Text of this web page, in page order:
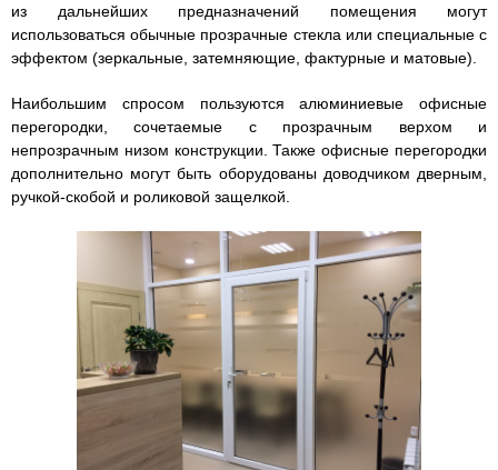
из дальнейших предназначений помещения могут
использоваться обычные прозрачные стекла или специальные с
эффектом (зеркальные, затемняющие, фактурные и матовые).
Наибольшим спросом пользуются алюминиевые офисные
перегородки, сочетаемые с прозрачным верхом и
непрозрачным низом конструкции. Также офисные перегородки
дополнительно могут быть оборудованы доводчиком дверным,
ручкой-скобой и роликовой защелкой.